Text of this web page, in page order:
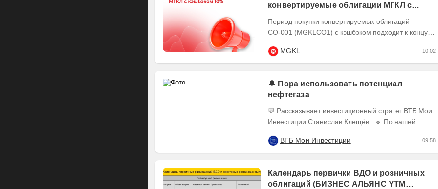
конвертируемые облигации МГКЛ с
Период покупки конвертируемых облигаций
СО-001 (MGKLCO1) с кэшбэком подходит к концу.
квалифицированным...
MGKL 10:02
🔔 Пора использовать потенциал
нефтегаза
💬 Рассказывает инвестиционный стратег ВТБ Мои
Инвестиции Станислав Клещёв: 🔹 По нашей
сектора в...
ВТБ Мои Инвестиции 09:58
Календарь первички ВДО и розничных
облигаций (БИЗНЕС АЛЬЯНС YTM